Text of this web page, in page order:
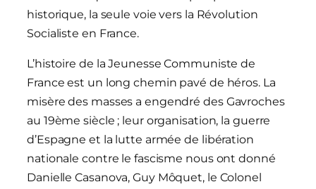
historique, la seule voie vers la Révolution
Socialiste en France.
L’histoire de la Jeunesse Communiste de
France est un long chemin pavé de héros. La
misère des masses a engendré des Gavroches
au 19ème siècle ; leur organisation, la guerre
d’Espagne et la lutte armée de libération
nationale contre le fascisme nous ont donné
Danielle Casanova, Guy Môquet, le Colonel